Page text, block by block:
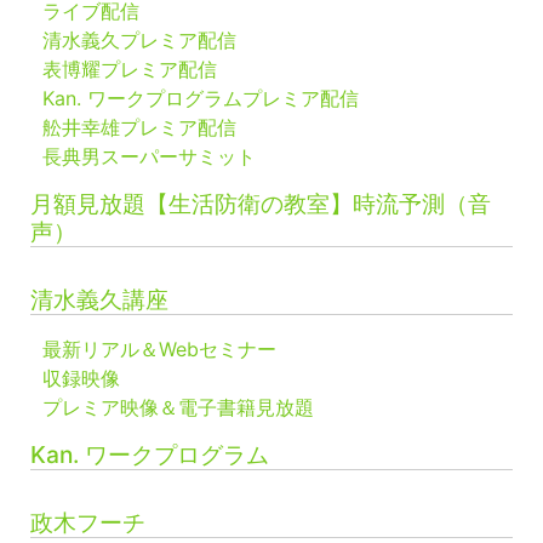
ライブ配信
清水義久プレミア配信
表博耀プレミア配信
Kan. ワークプログラムプレミア配信
舩井幸雄プレミア配信
長典男スーパーサミット
月額見放題【生活防衛の教室】時流予測（音
声）
清水義久講座
最新リアル＆Webセミナー
収録映像
プレミア映像＆電子書籍見放題
Kan. ワークプログラム
政木フーチ